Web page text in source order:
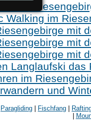
im
Walking im
mit
mit
mit
Langlaufski das
im
und
Paragliding Fischfang